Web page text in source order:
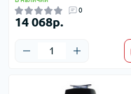
0
14 068р.